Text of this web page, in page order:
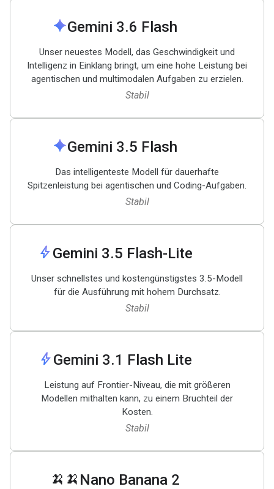
sparkGemini 3.6 Flash
Unser neuestes Modell, das Geschwindigkeit und
Intelligenz in Einklang bringt, um eine hohe Leistung bei
agentischen und multimodalen Aufgaben zu erzielen.
Stabil
sparkGemini 3.5 Flash
Das intelligenteste Modell für dauerhafte
Spitzenleistung bei agentischen und Coding-Aufgaben.
Stabil
boltGemini 3.5 Flash-Lite
Unser schnellstes und kostengünstigstes 3.5-Modell
für die Ausführung mit hohem Durchsatz.
Stabil
boltGemini 3.1 Flash Lite
Leistung auf Frontier-Niveau, die mit größeren
Modellen mithalten kann, zu einem Bruchteil der
Kosten.
Stabil
🍌🍌 Nano Banana 2